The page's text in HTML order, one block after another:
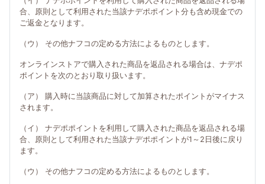
合、原則として利用された当該ナデポポイント分も含め現金での
ご返金となります。
（ウ） その他ナフコの定める方法によるものとします。
オンラインストアで購入された商品を返品される場合は、ナデポ
ポイントを次のとおり取り扱います。
（ア） 購入時に当該商品に対して加算されたポイントがマイナス
されます。
（イ） ナデポポイントを利用して購入された商品を返品される場
合、原則として利用された当該ナデポポイントが1～2日後に戻り
ます。
（ウ） その他ナフコの定める方法によるものとします。